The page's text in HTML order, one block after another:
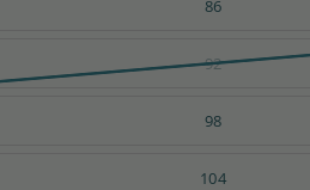
86
92
98
104